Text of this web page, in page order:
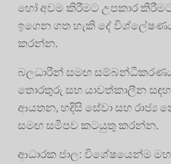
හෝ අවම කිරීමට උපකාර
ඉගෙන ගත හැකි දේ
කරන්න.
බලධාරීන් සමඟ
තොරතුරු සහ යාවත්කාලීන
ආයතන, හදිසි සේවා සහ රාජ්‍ය
සමඟ සමීපව කටයුතු කරන්න.
ආධාරක ජාල: විශේෂයෙන්ම